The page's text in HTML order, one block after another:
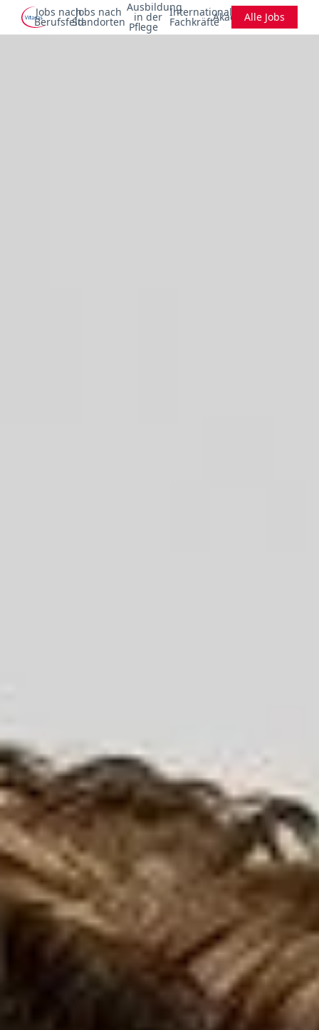
Jobs nach
Berufsfeld
Jobs nach
Standorten
Ausbildung
in der
Pflege
Internationale
FachkräfteAkademieAlle Jobs